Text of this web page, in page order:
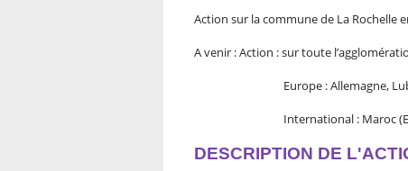
Action sur la commune de La Rochelle
A venir : Action : sur toute
Europe : Allemagne,
International : Maroc
DESCRIPTION DE